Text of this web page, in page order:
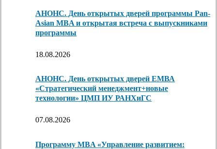
АНОНС. День открытых дверей программы Pan-
Asian MBA и открытая встреча с выпускниками
программы
18.08.2026
АНОНС. День открытых дверей ЕМВА
«Стратегический менеджмент+новые
технологии» ЦМП ИУ РАНХиГС
07.08.2026
Программу MBA «Управление развитием: